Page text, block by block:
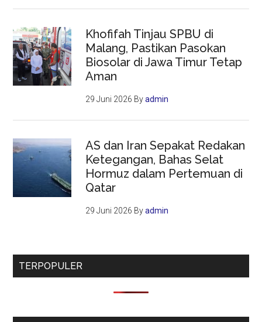
Khofifah Tinjau SPBU di
Malang, Pastikan Pasokan
Biosolar di Jawa Timur Tetap
Aman
29 Juni 2026 Byadmin
AS dan Iran Sepakat Redakan
Ketegangan, Bahas Selat
Hormuz dalam Pertemuan di
Qatar
29 Juni 2026 Byadmin
TERPOPULER